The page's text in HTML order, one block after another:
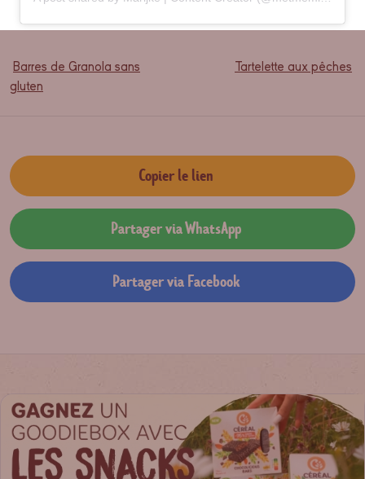
Barres de Granola sans
gluten
Tartelette aux pêches
Copier le lien
Partager via WhatsApp
Partager via Facebook